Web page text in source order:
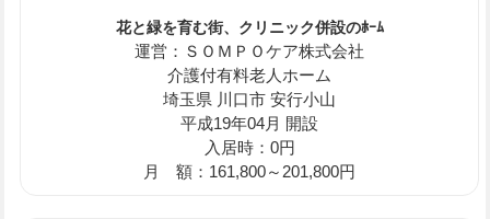
花と緑を育む街、クリニック併設のﾎｰﾑ
運営：ＳＯＭＰＯケア株式会社
介護付有料老人ホーム
埼玉県 川口市 安行小山
平成19年04月 開設
入居時：0円
月 額：161,800～201,800円